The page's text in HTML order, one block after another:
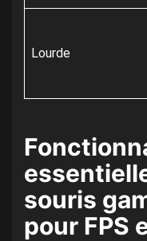
Lourde
souris
pour FPS